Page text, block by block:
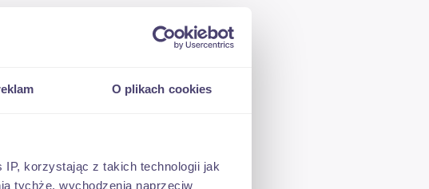
O plikach cookies
IP, korzystając z takich technologii jak
tychże, wychodzenia naprzeciw